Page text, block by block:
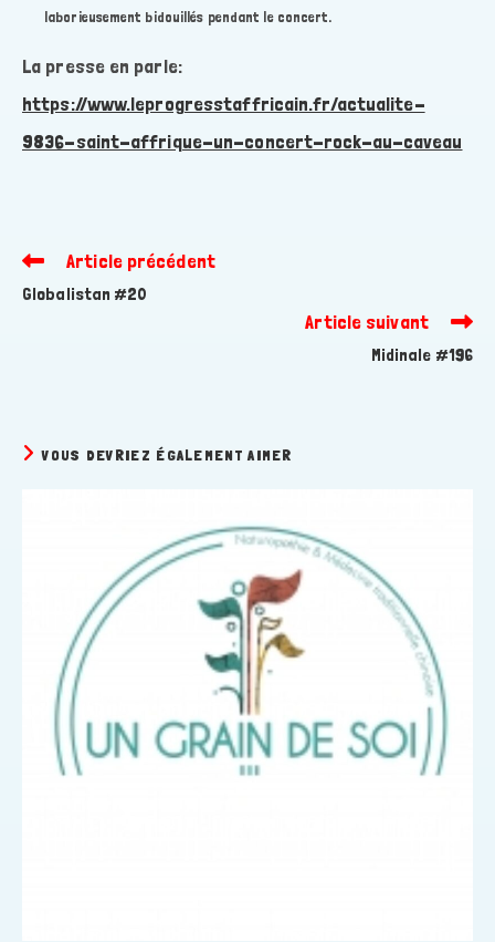
laborieusement bidouillés pendant le concert.
La presse en parle:
https://www.leprogresstaffricain.fr/actualite-
9836-saint-affrique-un-concert-rock-au-caveau
Read
articles
Article précédent
Globalistan #20
Article suivant
Midinale #196
VOUS DEVRIEZ ÉGALEMENT AIMER